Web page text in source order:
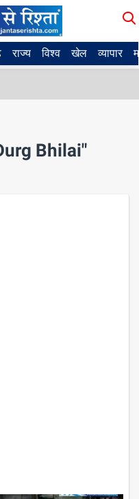
राज्य विश्व खेल व्यापार
Bhilai"